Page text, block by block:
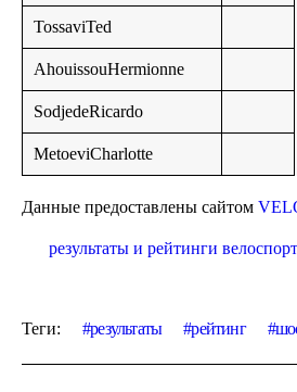
TossaviTed
AhouissouHermionne
SodjedeRicardo
MetoeviCharlotte
Данные предоставлены сайтом
результаты и рейтинги
Теги: результаты рейтинг